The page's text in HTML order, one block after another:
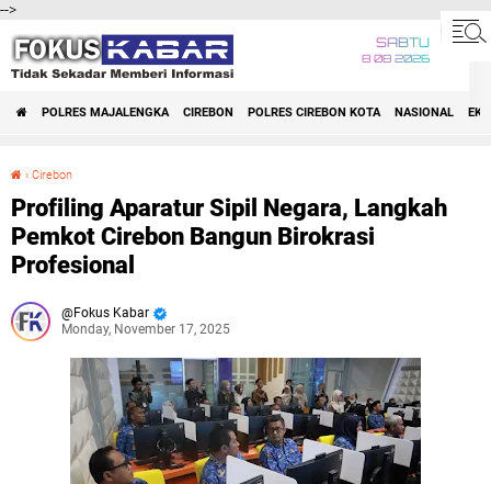
-->
SABTU
8 08 2026
POLRES MAJALENGKA CIREBON POLRES CIREBON KOTA NASIONAL
› Cirebon
Profiling Aparatur Sipil Negara, Langkah
Pemkot Cirebon Bangun Birokrasi
Profesional
Fokus Kabar
Monday, November 17, 2025